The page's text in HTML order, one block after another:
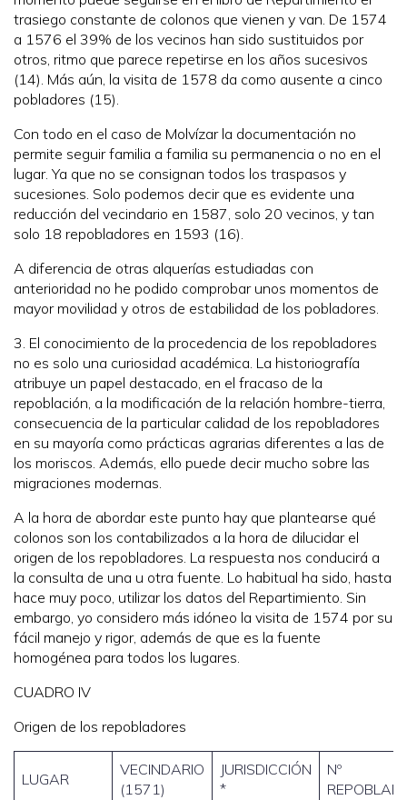
trasiego constante de colonos que vienen y van. De 1574
a 1576 el 39% de los vecinos han sido sustituidos por
otros, ritmo que parece repetirse en los años sucesivos
(14). Más aún, la visita de 1578 da como ausente a cinco
pobladores (15).
Con todo en el caso de Molvízar la documentación no
permite seguir familia a familia su permanencia o no en el
lugar. Ya que no se consignan todos los traspasos y
sucesiones. Solo podemos decir que es evidente una
reducción del vecindario en 1587, solo 20 vecinos, y tan
solo 18 repobladores en 1593 (16).
A diferencia de otras alquerías estudiadas con
anterioridad no he podido comprobar unos momentos de
mayor movilidad y otros de estabilidad de los pobladores.
3. El conocimiento de la procedencia de los repobladores
no es solo una curiosidad académica. La historiografía
atribuye un papel destacado, en el fracaso de la
repoblación, a la modificación de la relación hombre-tierra,
consecuencia de la particular calidad de los repobladores
en su mayoría como prácticas agrarias diferentes a las de
los moriscos. Además, ello puede decir mucho sobre las
migraciones modernas.
A la hora de abordar este punto hay que plantearse qué
colonos son los contabilizados a la hora de dilucidar el
origen de los repobladores. La respuesta nos conducirá a
la consulta de una u otra fuente. Lo habitual ha sido, hasta
hace muy poco, utilizar los datos del Repartimiento. Sin
embargo, yo considero más idóneo la visita de 1574 por su
fácil manejo y rigor, además de que es la fuente
homogénea para todos los lugares.
CUADRO IV
Origen de los repobladores
LUGAR
VECINDARIO
(1571)
JURISDICCIÓN
*
Nº